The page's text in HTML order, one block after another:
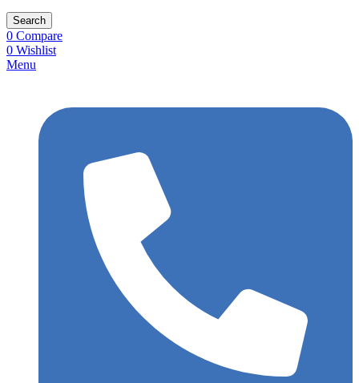
Search
0 Compare
0 Wishlist
Menu